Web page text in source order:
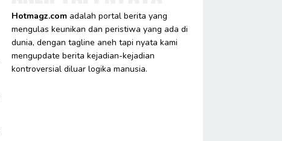
Hotmagz.comadalah portal berita yang
mengulas keunikan dan peristiwa yang ada di
dunia, dengan tagline aneh tapi nyata kami
mengupdate berita kejadian-kejadian
kontroversial diluar logika manusia.